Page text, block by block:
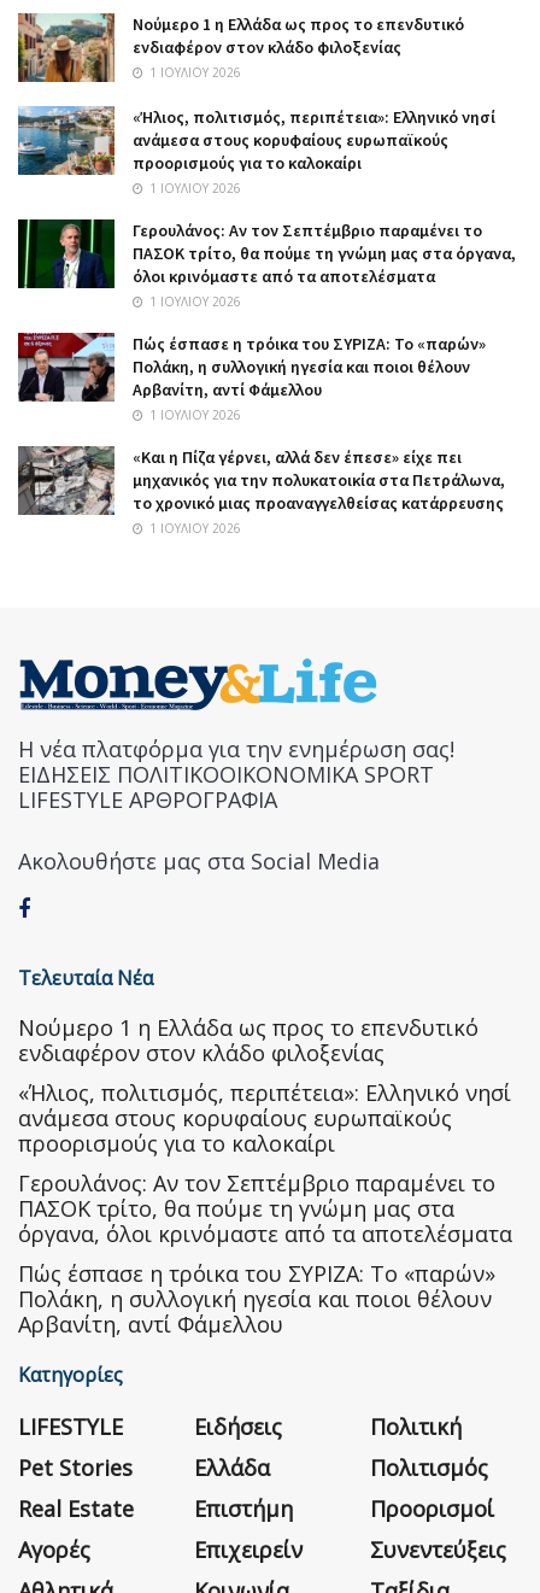
Nούμερο 1 η Ελλάδα ως προς το επενδυτικό
ενδιαφέρον στον κλάδο φιλοξενίας
1 ΙΟΥΛΊΟΥ 2026
«Ήλιος, πολιτισμός, περιπέτεια»: Ελληνικό νησί
ανάμεσα στους κορυφαίους ευρωπαϊκούς
προορισμούς για το καλοκαίρι
1 ΙΟΥΛΊΟΥ 2026
Γερουλάνος: Αν τον Σεπτέμβριο παραμένει το
ΠΑΣΟΚ τρίτο, θα πούμε τη γνώμη μας στα όργανα,
όλοι κρινόμαστε από τα αποτελέσματα
1 ΙΟΥΛΊΟΥ 2026
Πώς έσπασε η τρόικα του ΣΥΡΙΖΑ: Το «παρών»
Πολάκη, η συλλογική ηγεσία και ποιοι θέλουν
Αρβανίτη, αντί Φάμελλου
1 ΙΟΥΛΊΟΥ 2026
«Και η Πίζα γέρνει, αλλά δεν έπεσε» είχε πει
μηχανικός για την πολυκατοικία στα Πετράλωνα,
το χρονικό μιας προαναγγελθείσας κατάρρευσης
1 ΙΟΥΛΊΟΥ 2026
Η νέα πλατφόρμα για την ενημέρωση σας!
ΕΙΔΗΣΕΙΣ ΠΟΛΙΤΙΚΟΟΙΚΟΝΟΜΙΚΑ SPORT
LIFESTYLE ΑΡΘΡΟΓΡΑΦΙΑ
Ακολουθήστε μας στα Social Media
Τελευταία Νέα
Nούμερο 1 η Ελλάδα ως προς το επενδυτικό
ενδιαφέρον στον κλάδο φιλοξενίας
«Ήλιος, πολιτισμός, περιπέτεια»: Ελληνικό νησί
ανάμεσα στους κορυφαίους ευρωπαϊκούς
προορισμούς για το καλοκαίρι
Γερουλάνος: Αν τον Σεπτέμβριο παραμένει το
ΠΑΣΟΚ τρίτο, θα πούμε τη γνώμη μας στα
όργανα, όλοι κρινόμαστε από τα αποτελέσματα
Πώς έσπασε η τρόικα του ΣΥΡΙΖΑ: Το «παρών»
Πολάκη, η συλλογική ηγεσία και ποιοι θέλουν
Αρβανίτη, αντί Φάμελλου
Κατηγορίες
LIFESTYLE
Pet Stories
Real Estate
Αγορές
Ειδήσεις
Ελλάδα
Επιστήμη
Επιχειρείν
Πολιτική
Πολιτισμός
Προορισμοί
Συνεντεύξεις